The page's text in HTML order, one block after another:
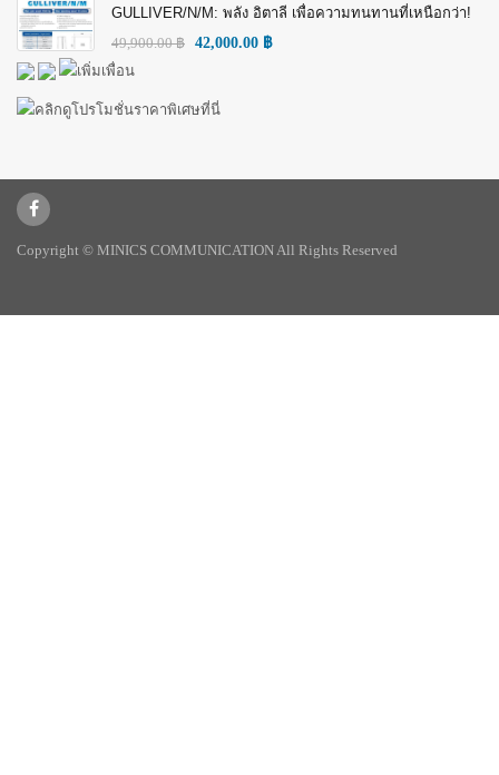
GULLIVER/N/M: พลัง อิตาลี เพื่อความทนทานที่เหนือกว่า!
49,900.00฿ 42,000.00 ฿
Copyright © MINICS COMMUNICATION All Rights Reserved